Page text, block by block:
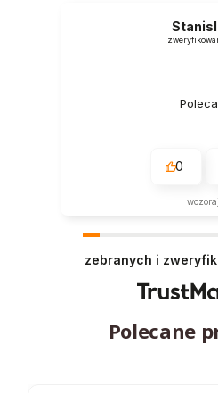
0
wczoraj
zebranych i
Polecane